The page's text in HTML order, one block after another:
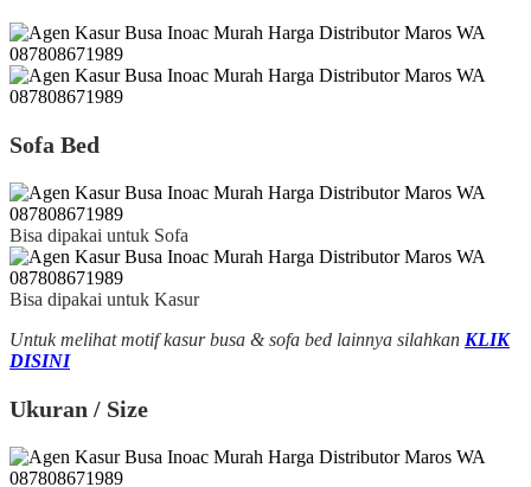
Sofa Bed
Bisa dipakai untuk Sofa
Bisa dipakai untuk Kasur
Untuk melihat motif kasur busa & sofa bed lainnya silahkan KLIK
DISINI
Ukuran / Size